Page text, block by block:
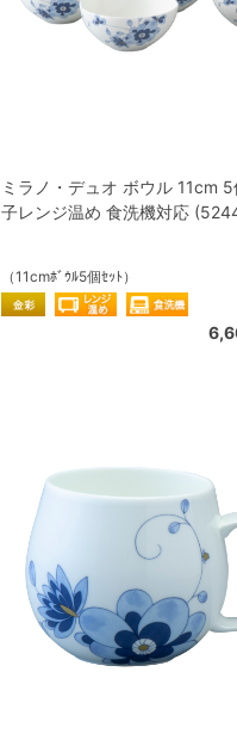
ミラノ・デュオ ボウル 11cm
子レンジ温め 食洗機対応
（11cmﾎﾞｳﾙ5個ｾｯﾄ）